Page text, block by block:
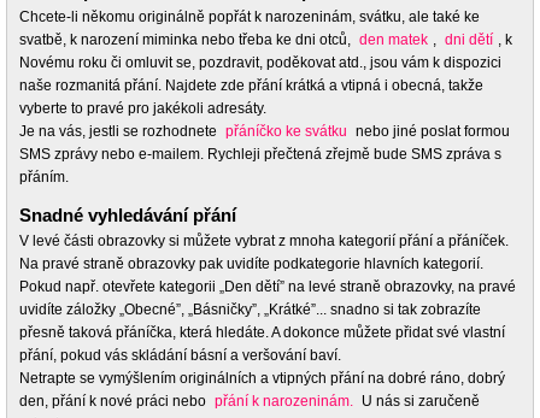
Chcete-li někomu originálně popřát k narozeninám, svátku, ale také ke
svatbě, k narození miminka nebo třeba ke dni otců, den matek , dni dětí , k
Novému roku či omluvit se, pozdravit, poděkovat atd., jsou vám k dispozici
naše rozmanitá přání. Najdete zde přání krátká a vtipná i obecná, takže
vyberte to pravé pro jakékoli adresáty.
Je na vás, jestli se rozhodnete přáníčko ke svátku nebo jiné poslat formou
SMS zprávy nebo e-mailem. Rychleji přečtená zřejmě bude SMS zpráva s
přáním.
Snadné vyhledávání přání
V levé části obrazovky si můžete vybrat z mnoha kategorií přání a přáníček.
Na pravé straně obrazovky pak uvidíte podkategorie hlavních kategorií.
Pokud např. otevřete kategorii „Den dětí” na levé straně obrazovky, na pravé
uvidíte záložky „Obecné”, „Básničky”, „Krátké”... snadno si tak zobrazíte
přesně taková přáníčka, která hledáte. A dokonce můžete přidat své vlastní
přání, pokud vás skládání básní a veršování baví.
Netrapte se vymýšlením originálních a vtipných přání na dobré ráno, dobrý
den, přání k nové práci nebo přání k narozeninám. U nás si zaručeně